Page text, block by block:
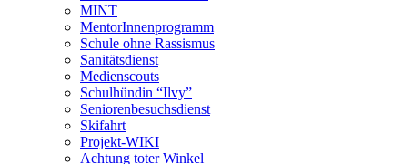
MINT
MentorInnenprogramm
Schule ohne Rassismus
Sanitätsdienst
Medienscouts
Schulhündin “Ilvy”
Seniorenbesuchsdienst
Skifahrt
Projekt-WIKI
Achtung toter Winkel